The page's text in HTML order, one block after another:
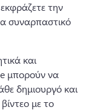
την
συναρπαστικό
και
μπορούν να
δημιουργό και
με το